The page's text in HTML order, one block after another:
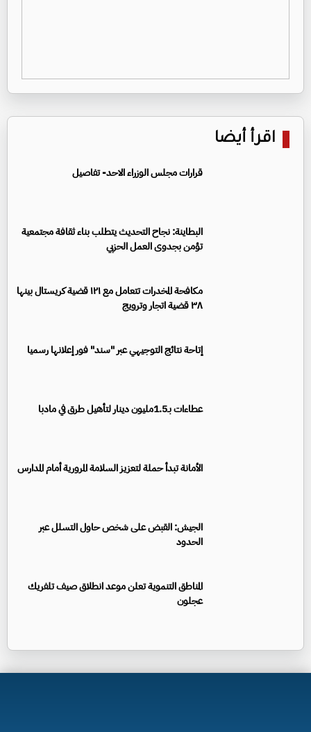
اقرأ أيضا
قرارات مجلس الوزراء الاحد- تفاصيل
البطاينة: نجاح التحديث يتطلب بناء ثقافة مجتمعية
تؤمن بجدوى العمل الحزبي
مكافحة المخدرات تتعامل مع ١٢١ قضية كريستال بينها
٣٨ قضية اتجار وترويج
إتاحة نتائج التوجيهي عبر "سند" فور إعلانها رسميا
عطاءات بـ1.5مليون دينار لتأهيل طرق في مادبا
الأمانة تبدأ حملة لتعزيز السلامة المرورية أمام المدارس
الجيش: القبض على شخص حاول التسلل عبر
الحدود
المناطق التنموية تعلن موعد انطلاق صيف تلفريك
عجلون